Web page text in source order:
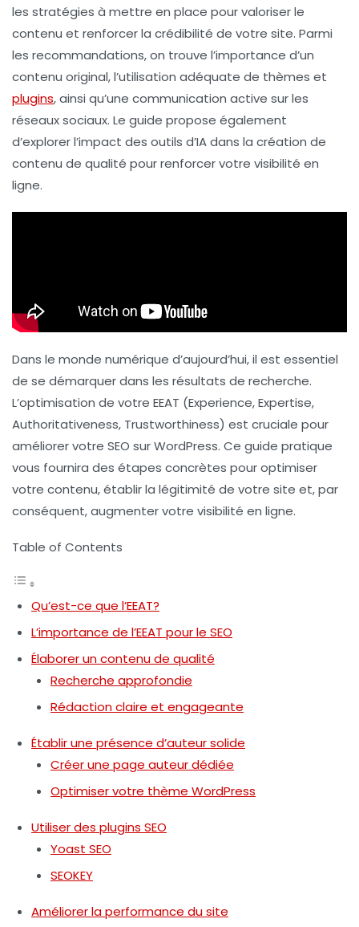
les stratégies à mettre en place pour valoriser le
contenu et renforcer la crédibilité de votre site. Parmi
les recommandations, on trouve l’importance d’un
contenu original, l’utilisation adéquate de thèmes et
plugins, ainsi qu’une communication active sur les
réseaux sociaux. Le guide propose également
d’explorer l’impact des outils d’IA dans la création de
contenu de qualité pour renforcer votre visibilité en
ligne.
Dans le monde numérique d’aujourd’hui, il est essentiel
de se démarquer dans les résultats de recherche.
L’optimisation de votre EEAT (Experience, Expertise,
Authoritativeness, Trustworthiness) est cruciale pour
améliorer votre SEO sur WordPress. Ce guide pratique
vous fournira des étapes concrètes pour optimiser
votre contenu, établir la légitimité de votre site et, par
conséquent, augmenter votre visibilité en ligne.
Table of Contents
Qu’est-ce que l’EEAT?
L’importance de l’EEAT pour le SEO
Élaborer un contenu de qualité
Recherche approfondie
Rédaction claire et engageante
Établir une présence d’auteur solide
Créer une page auteur dédiée
Optimiser votre thème WordPress
Utiliser des plugins SEO
Yoast SEO
SEOKEY
Améliorer la performance du site